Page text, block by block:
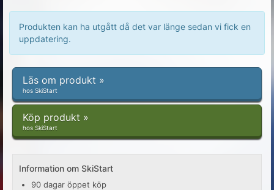
Produkten kan ha utgått då det var länge sedan vi fick en
uppdatering.
Läs om produkt »
hos SkiStart
Köp produkt »
hos SkiStart
Information om SkiStart
90 dagar öppet köp